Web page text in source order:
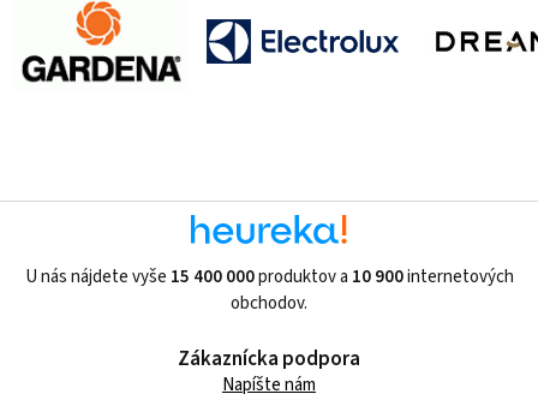
U nás nájdete vyše 15 400 000produktov a 10 900internetových
obchodov.
Zákaznícka podpora
Napíšte nám